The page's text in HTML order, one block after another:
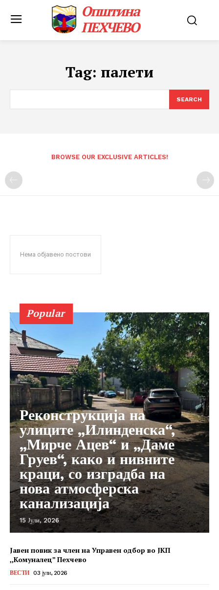
Општина
ПЕХЧЕВО
Tag: палети
SEARCH
BROWSE OUR EXCLUSIVE ARTICLES!
Нема објавено постови
Popular
Реконструкција на
улиците „Илинденска“,
„Мирче Ацев“ и „Даме
Груев“, како и нивните
краци, со изградба на
нова атмосферска
канализација
15 Јули, 2026
Јавен повик за член на Управен одбор во ЈКП
,,Комуналец” Пехчево
ВЕСТИ 03 јули, 2026